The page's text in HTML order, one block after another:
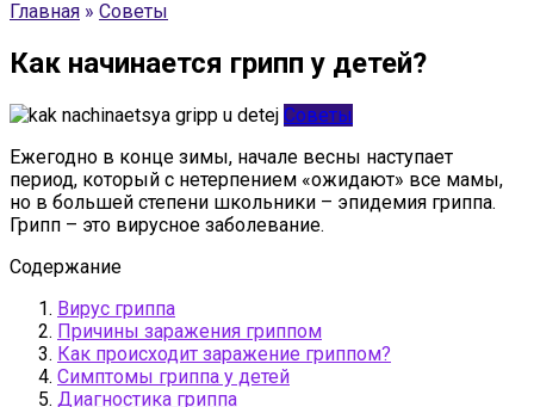
Главная » Советы
Как начинается грипп у детей?
Советы
Ежегодно в конце зимы, начале весны наступает
период, который с нетерпением «ожидают» все мамы,
но в большей степени школьники – эпидемия гриппа.
Грипп – это вирусное заболевание.
Содержание
Вирус гриппа
Причины заражения гриппом
Как происходит заражение гриппом?
Симптомы гриппа у детей
Диагностика гриппа